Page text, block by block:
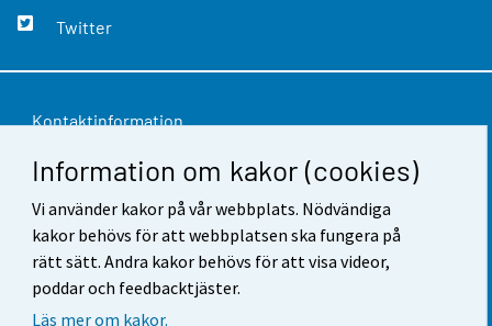
Information om kakor (cookies)
Vi använder kakor på vår webbplats. Nödvändiga
kakor behövs för att webbplatsen ska fungera på
rätt sätt. Andra kakor behövs för att visa videor,
poddar och feedbacktjäster.
Läs mer om kakor.
Twitter
Kontaktinformation
Respons
Användarvillkor
Dataskydd
Tillgänglighet